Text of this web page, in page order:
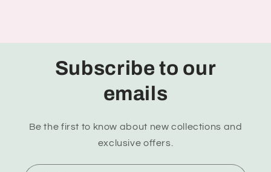
Subscribe to our
emails
Be the first to know about new collections and
exclusive offers.